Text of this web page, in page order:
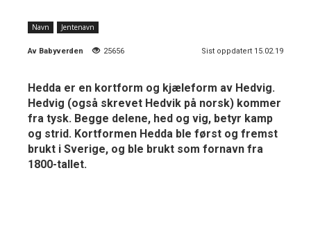
Navn Jentenavn
Av Babyverden 25656 Sist oppdatert 15.02.19
Hedda er en kortform og kjæleform av Hedvig.
Hedvig (også skrevet Hedvik på norsk) kommer
fra tysk. Begge delene, hed og vig, betyr kamp
og strid. Kortformen Hedda ble først og fremst
brukt i Sverige, og ble brukt som fornavn fra
1800-tallet.